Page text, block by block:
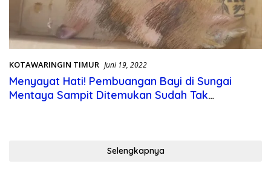
KOTAWARINGIN TIMUR Juni 19, 2022
Menyayat Hati! Pembuangan Bayi di Sungai
Mentaya Sampit Ditemukan Sudah Tak
Selengkapnya